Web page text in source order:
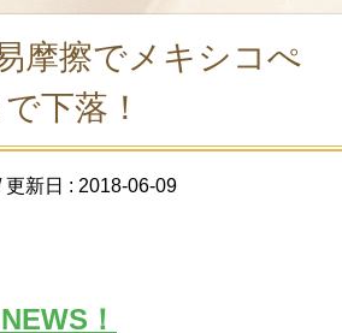
摩擦でメキシコぺ
下落！
更新日 : 2018-06-09
！